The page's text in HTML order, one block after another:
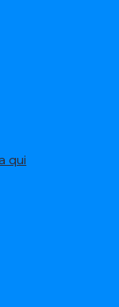
qui